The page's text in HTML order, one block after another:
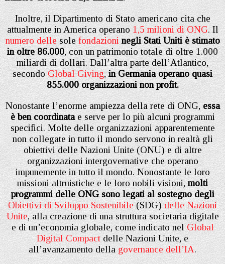
Inoltre, il Dipartimento di Stato americano cita che
attualmente in America operano1,5 milioni di ONG. Il
numero dellesolefondazioni negli Stati Uniti è stimato
in oltre 86.000, con un patrimonio totale di oltre 1.000
miliardi di dollari. Dall’altra parte dell’Atlantico,
secondo Global Giving,in Germania operano quasi
855.000 organizzazioni non profit.
Nonostante l’enorme ampiezza della rete di ONG, essa
è ben coordinatae serve per lo più alcuni programmi
specifici. Molte delle organizzazioni apparentemente
non collegate in tutto il mondo servono in realtà gli
obiettivi delle Nazioni Unite (ONU) e di altre
organizzazioni intergovernative che operano
impunemente in tutto il mondo. Nonostante le loro
missioni altruistiche e le loro nobili visioni,molti
programmi delle ONG sono legati al sostegno degli
Obiettivi di Sviluppo Sostenibile(SDG)delle Nazioni
Unite, alla creazione di una struttura societaria digitale
e di un’economia globale, come indicato nelGlobal
Digital Compactdelle Nazioni Unite, e
all’avanzamento dellagovernance dell’IA.